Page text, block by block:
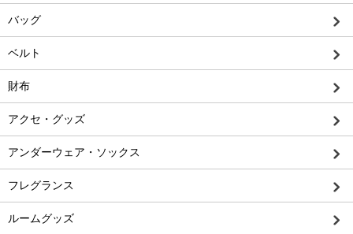
バッグ
ベルト
財布
アクセ・グッズ
アンダーウェア・ソックス
フレグランス
ルームグッズ